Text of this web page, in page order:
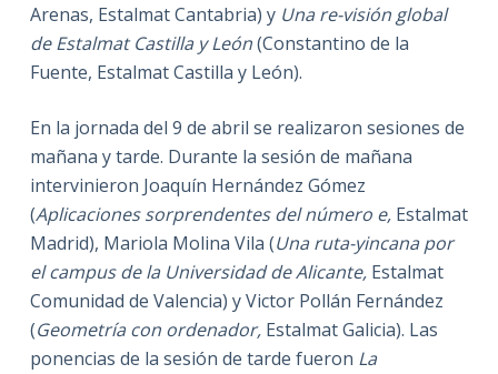
Arenas, Estalmat Cantabria) y Una re-visión global
de Estalmat Castilla y León(Constantino de la
Fuente, Estalmat Castilla y León).
En la jornada del 9 de abril se realizaron sesiones de
mañana y tarde. Durante la sesión de mañana
intervinieron Joaquín Hernández Gómez
(Aplicaciones sorprendentes del número e, Estalmat
Madrid), Mariola Molina Vila (Una ruta-yincana por
el campus de la Universidad de Alicante, Estalmat
Comunidad de Valencia) y Victor Pollán Fernández
(Geometría con ordenador, Estalmat Galicia). Las
ponencias de la sesión de tarde fueron La